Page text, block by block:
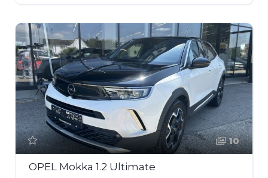
10
OPEL Mokka 1.2 Ultimate